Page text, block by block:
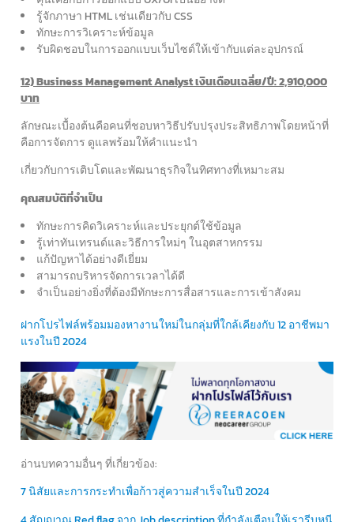
รู้จักภาษา HTML เช่นเดียวกับ CSS
ทักษะการวิเคราะห์ข้อมูล
รับผิดชอบในการออกแบบเว็บไซต์ให้เข้ากับแต่ละอุปกรณ์
12) Business Management Analyst เงินเดือนเฉลี่ย/ปี: 2,910,000
บาท
ลักษณะเบื้องต้นคือคนที่ชอบหาวิธีปรับปรุงประสิทธิภาพโดยหน้าที่
คือการจัดการ ดูแลพร้อมให้คำแนะนำ
เกี่ยวกับการเติบโตและพัฒนาธุรกิจในทิศทางที่เหมาะสม
คุณสมบัติที่จำเป็น
ทักษะการคิดวิเคราะห์และประยุกต์ใช้ข้อมูล
รู้เท่าทันเทรนด์และวิธีการใหม่ๆ ในอุตสาหกรรม
แก้ปัญหาได้อย่างดีเยี่ยม
สามารถบริหารจัดการเวลาได้ดี
จำเป็นอย่างยิ่งที่ต้องมีทักษะการสื่อสารและการเข้าสังคม
ฝากโปรไฟล์พร้อมมองหางานใหม่ในกลุ่มที่ใกล้เคียงกับ 12 อาชีพมา
แรงในปี 2024
อ่านบทความอื่นๆ ที่เกี่ยวข้อง:
7 นิสัยและการกระทำเพื่อก้าวสู่ความสำเร็จในปี 2024